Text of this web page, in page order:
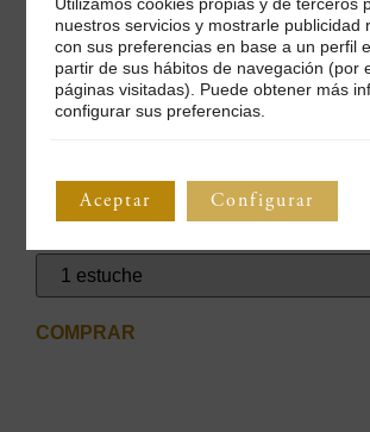
Esta edición especial para regalar incluye
ENATE Merlot-Merlot 2023con bolsa de
cuero. Todo ello, en un estuche de diseño
Unidades limitadas hasta fin de existencias.
COMPRAR
nuestros servicios y mostrarle publicidad
con sus preferencias en base a un perfil
partir de sus hábitos de navegación (por
páginas visitadas). Puede obtener más
configurar sus preferencias.
Aceptar Configurar